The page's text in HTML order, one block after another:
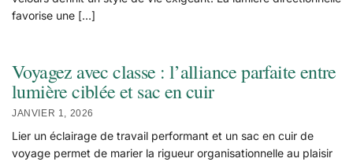
favorise une […]
Voyagez avec classe : l’alliance parfaite entre
lumière ciblée et sac en cuir
JANVIER 1, 2026
Lier un éclairage de travail performant et un sac en cuir de
voyage permet de marier la rigueur organisationnelle au plaisir